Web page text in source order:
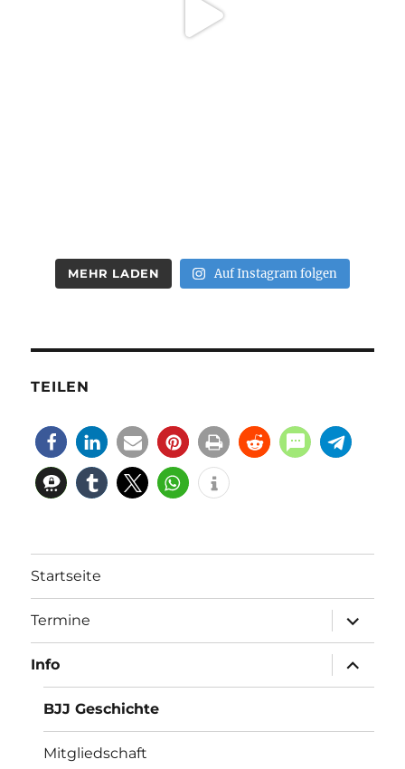
MEHR LADEN Auf Instagram folgen
TEILEN
Startseite
Termine
öffnen
Info
öffnen
BJJ Geschichte
Mitgliedschaft